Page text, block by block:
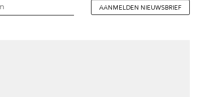
AANMELDEN NIEUWSBRIEF